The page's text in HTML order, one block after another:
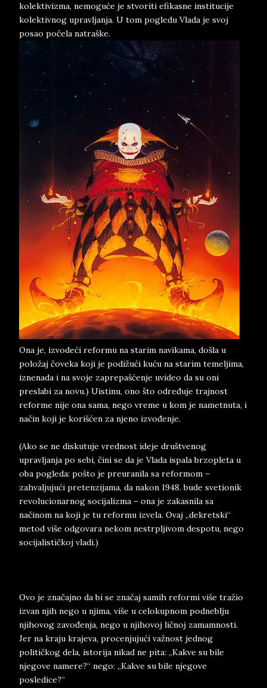
kolektivizma, nemoguće je stvoriti efikasne institucije
kolektivnog upravljanja. U tom pogledu Vlada je svoj
posao počela natraške.
Ona je, izvodeći reformu na starim navikama, došla u
položaj čoveka koji je podižući kuću na starim temeljima,
iznenada i na svoje zaprepašćenje uvideo da su oni
preslabi za novu.) Uistinu, ono što određuje trajnost
reforme nije ona sama, nego vreme u kom je nametnuta, i
način koji je korišćen za njeno izvođenje.
(Ako se ne diskutuje vrednost ideje društvenog
upravljanja po sebi, čini se da je Vlada ispala brzopleta u
oba pogleda: pošto je preuranila sa reformom –
zahvaljujući pretenzijama, da nakon 1948. bude svetionik
revolucionarnog socijalizma – ona je zakasnila sa
načinom na koji je tu reformu izvela. Ovaj „dekretski“
metod više odgovara nekom nestrpljivom despotu, nego
socijalističkoj vladi.)
Ovo je značajno da bi se značaj samih reformi više tražio
izvan njih nego u njima, više u celokupnom podneblju
njihovog zavođenja, nego u njihovoj ličnoj zamamnosti.
Jer na kraju krajeva, procenjujući važnost jednog
političkog dela, istorija nikad ne pita: „Kakve su bile
njegove namere?“ nego: „Kakve su bile njegove
posledice?“